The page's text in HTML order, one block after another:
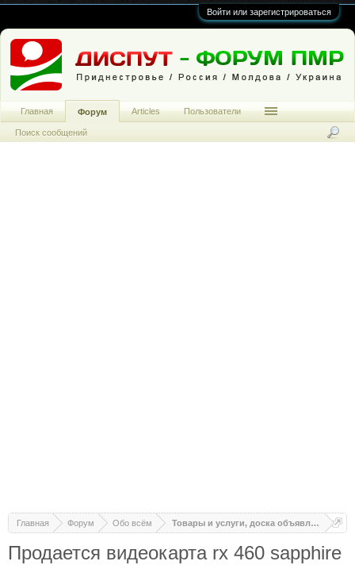
Войти или зарегистрироваться
Главная Форум Обо всём Товары и услуги, доска объявлений
Продается видеокарта rx 460 sapphire
Главная Форум
Поиск сообщений
Articles Пользователи